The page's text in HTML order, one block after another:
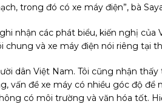
trong đó có xe máy điện”, bà
nhận các phát biểu, kiến nghị của
và xe máy điện nói riêng tại
dân Việt Nam. Tôi cũng nhận
vấn đề xe máy có nhiều góc độ để
có môi trường và văn hóa tốt.